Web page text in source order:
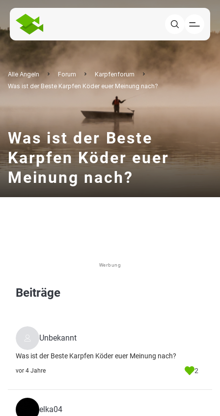
Alle Angeln Forum
Karpfenforum
Was ist der Beste Karpfen Köder euer Meinung nach?
Was ist der Beste
Karpfen Köder euer
Meinung nach?
Werbung
Beiträge
Unbekannt
Was ist der Beste Karpfen Köder euer Meinung nach?
vor 4 Jahre 2
elka04